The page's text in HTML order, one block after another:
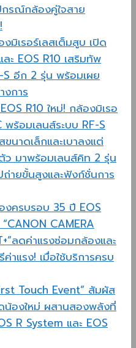
รณ์กล้องคู่ใจสาย
เรอร์เลสเต็มสูบ เปิด
ะ EOS R10 เสริมทัพ
อีก 2 รุ่น พร้อมเผย
งการ
R10 ใหม่! กล้องมิเรอ
พร้อมเลนส์ระบบ RF-S
นาดเล็กและเบาลงแต่
ว มาพร้อมเลนส์คิท 2 รุ่น
ายขั้นสูงและฟังก์ชั่นการ
ครบรอบ 35 ปี EOS
CAMERA
ลดค่าแรงซ่อมกล้องและ
าแรง! เมื่อใช้บริการครบ
Touch Event” สัมผัส
น้องใหม่ ผสานสองพลังที่
R System และ EOS